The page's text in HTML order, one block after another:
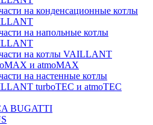
на конденсационные котлы
на напольные котлы
на котлы VAILLANT
и atmoMAX
на настенные котлы
turboTEC и atmoTEC
BUGATTI